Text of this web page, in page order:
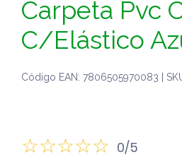
Carpeta Pvc
C/Elástico
Código EAN: 7806505970083 |
0/5